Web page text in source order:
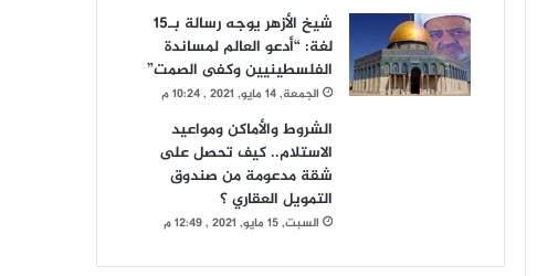
شيخ الأزهر يوجه رسالة بـ15
لغة: “أدعو العالم لمساندة
الفلسطينيين وكفى الصمت”
الجمعة, 14 مايو, 2021 , 10:24 م
الشروط والأماكن ومواعيد
الاستلام.. كيف تحصل على
شقة مدعومة من صندوق
التمويل العقاري ؟
السبت, 15 مايو, 2021 , 12:49 م